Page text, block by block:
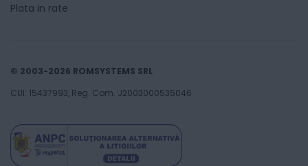
Plata in rate
© 2003-2026 ROMSYSTEMS SRL
CUI: 15437993, Reg. Com. J2003000535046